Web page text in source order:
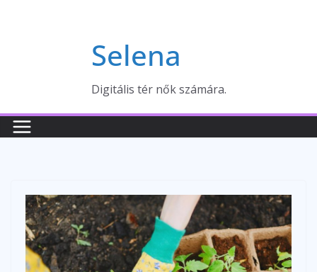
Selena
Digitális tér nők számára.